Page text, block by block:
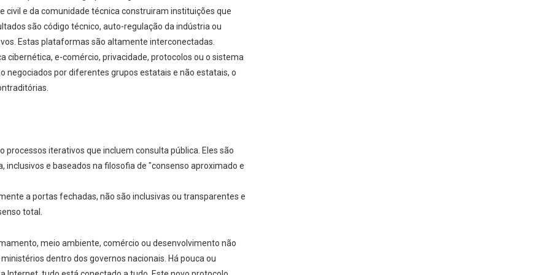
civil e da comunidade técnica construiram instituições que
são código técnico, auto-regulação da indústria ou
Estas plataformas são altamente interconectadas.
cibernética, e-comércio, privacidade, protocolos ou o sistema
negociados por diferentes grupos estatais e não estatais, o
processos iterativos que incluem consulta pública. Eles são
inclusivos e baseados na filosofia de "consenso aproximado e
a portas fechadas, não são inclusivas ou transparentes e
total.
meio ambiente, comércio ou desenvolvimento não
dentro dos governos nacionais. Há pouca ou